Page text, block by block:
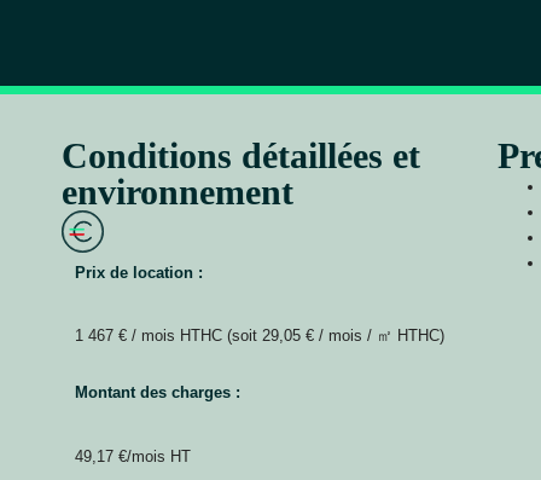
Conditions détaillées et
environnement
Prix de location :
1 467 € / mois HTHC (soit 29,05 € / mois / ㎡ HTHC)
Montant des charges :
49,17 €/mois HT